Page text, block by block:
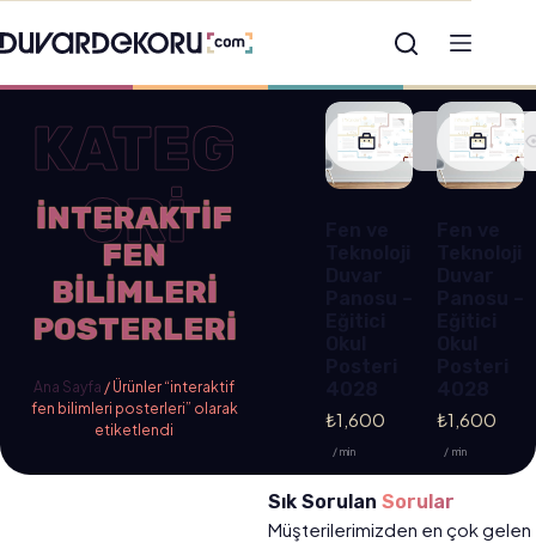
KATEG
ORİ
INTERAKTIF
FEN
BILIMLERI
POSTERLERI
Ana Sayfa / Ürünler “interaktif
fen bilimleri posterleri” olarak
etiketlendi
₺1,600
/ min
₺1,600
/ min
Sık Sorulan Sorular
Müşterilerimizden en çok gelen